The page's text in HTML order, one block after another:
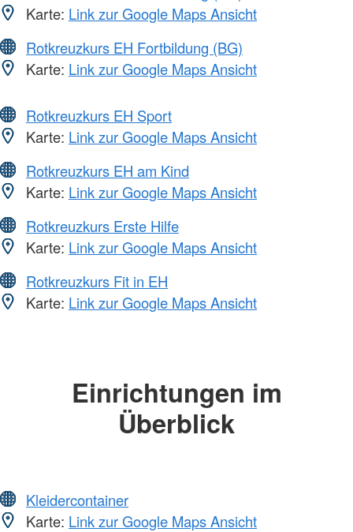
Karte: Link zur Google Maps Ansicht
Rotkreuzkurs EH Fortbildung (BG)
Karte: Link zur Google Maps Ansicht
Rotkreuzkurs EH Sport
Karte: Link zur Google Maps Ansicht
Rotkreuzkurs EH am Kind
Karte: Link zur Google Maps Ansicht
Rotkreuzkurs Erste Hilfe
Karte: Link zur Google Maps Ansicht
Rotkreuzkurs Fit in EH
Karte: Link zur Google Maps Ansicht
Einrichtungen im
Überblick
Kleidercontainer
Karte: Link zur Google Maps Ansicht